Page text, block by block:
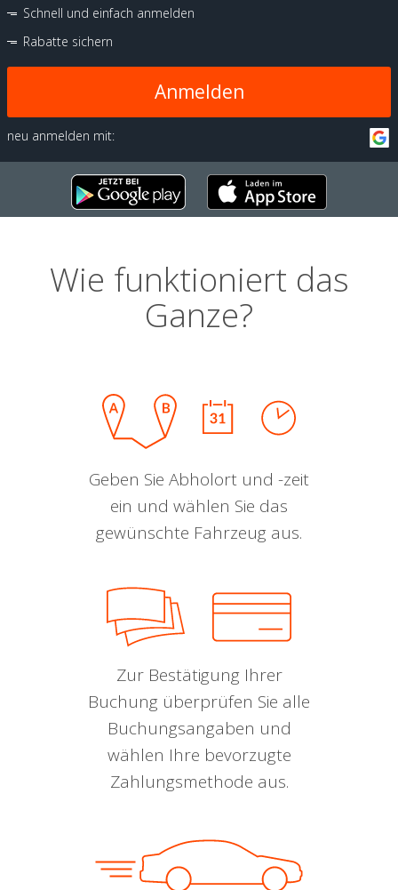
Schnell und einfach anmelden
Rabatte sichern
Anmelden
neu anmelden mit:
Wie funktioniert das
Ganze?
Geben Sie Abholort und -zeit
ein und wählen Sie das
gewünschte Fahrzeug aus.
Zur Bestätigung Ihrer
Buchung überprüfen Sie alle
Buchungsangaben und
wählen Ihre bevorzugte
Zahlungsmethode aus.